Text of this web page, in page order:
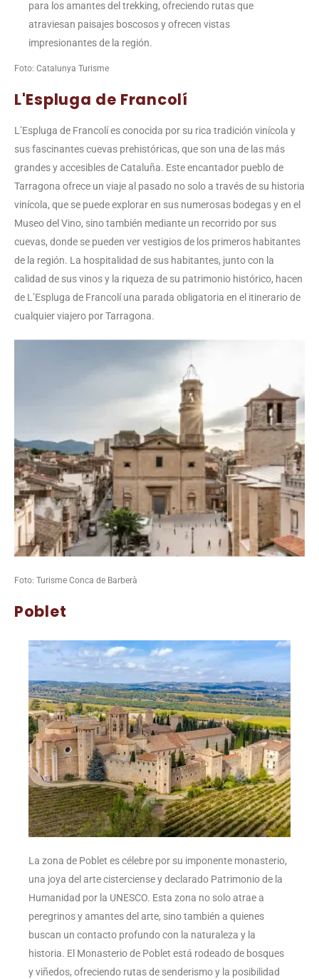
para los amantes del trekking, ofreciendo rutas que
atraviesan paisajes boscosos y ofrecen vistas
impresionantes de la región.
Foto: Catalunya Turisme
L'Espluga de Francolí
L’Espluga de Francolí es conocida por su rica tradición vinícola y
sus fascinantes cuevas prehistóricas, que son una de las más
grandes y accesibles de Cataluña. Este encantador pueblo de
Tarragona ofrece un viaje al pasado no solo a través de su historia
vinícola, que se puede explorar en sus numerosas bodegas y en el
Museo del Vino, sino también mediante un recorrido por sus
cuevas, donde se pueden ver vestigios de los primeros habitantes
de la región. La hospitalidad de sus habitantes, junto con la
calidad de sus vinos y la riqueza de su patrimonio histórico, hacen
de L’Espluga de Francolí una parada obligatoria en el itinerario de
cualquier viajero por Tarragona.
Foto: Turisme Conca de Barberà
Poblet
La zona de Poblet es célebre por su imponente monasterio,
una joya del arte cisterciense y declarado Patrimonio de la
Humanidad por la UNESCO. Esta zona no solo atrae a
peregrinos y amantes del arte, sino también a quienes
buscan un contacto profundo con la naturaleza y la
historia. El Monasterio de Poblet está rodeado de bosques
y viñedos, ofreciendo rutas de senderismo y la posibilidad